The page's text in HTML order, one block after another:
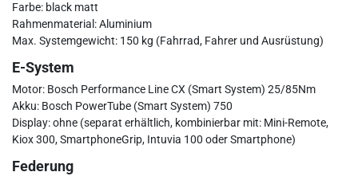
Farbe: black matt
Rahmenmaterial: Aluminium
Max. Systemgewicht: 150 kg (Fahrrad, Fahrer und Ausrüstung)
E-System
Motor: Bosch Performance Line CX (Smart System) 25/85Nm
Akku: Bosch PowerTube (Smart System) 750
Display: ohne (separat erhältlich, kombinierbar mit: Mini-Remote,
Kiox 300, SmartphoneGrip, Intuvia 100 oder Smartphone)
Federung